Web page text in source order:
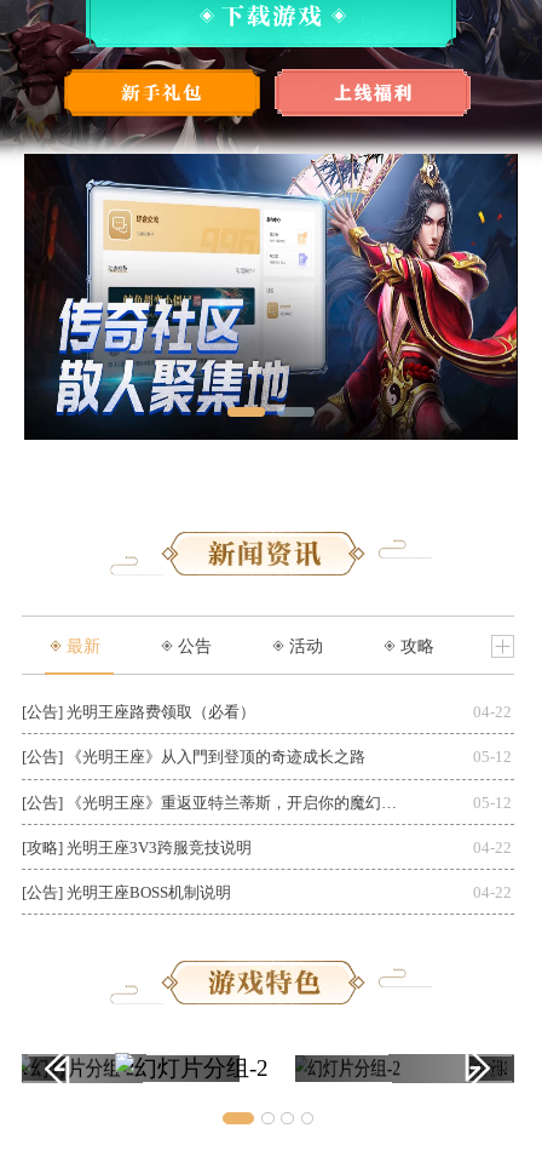
最新 公告 活动 攻略
[公告] 光明王座路费领取（必看） 04-22
[公告] 《光明王座》从入門到登顶的奇迹成长之路 05-12
05-12
[攻略] 光明王座3V3跨服竞技说明 04-22
[公告] 光明王座BOSS机制说明 04-22